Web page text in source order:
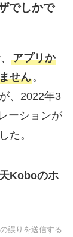
でしかで
アプリか
せん。
、2022年3
ーションが
た。
Koboのホ
誤りを送信する